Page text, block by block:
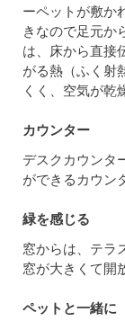
ーペットが敷か
きなので足元か
は、床から直接
がる熱（ふく射
くく、空気が乾
カウンター
デスクカウンタ
ができるカウン
緑を感じる
窓からは、テラ
窓が大きくて開
ペットと一緒に